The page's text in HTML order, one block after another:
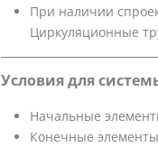
При наличии
Циркуляционные
Условия для
Начальные
Конечные